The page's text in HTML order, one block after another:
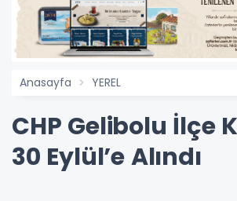
Anasayfa YEREL
CHP Gelibolu İlçe
30 Eylül’e Alındı